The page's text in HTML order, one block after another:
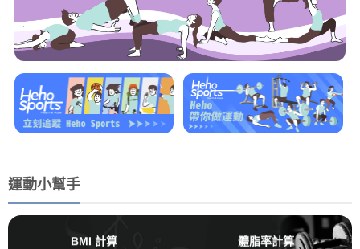
運動小幫手
BMI 計算 體脂率計算